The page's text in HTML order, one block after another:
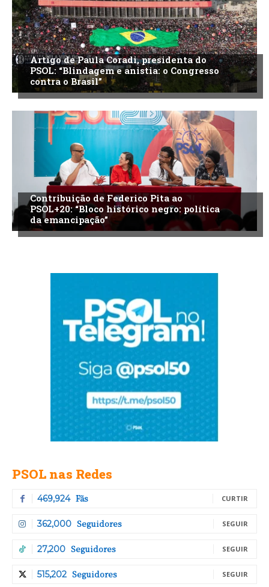
Artigo de Paula Coradi, presidenta do
PSOL: “Blindagem e anistia: o Congresso
contra o Brasil”
Contribuição de Federico Pita ao
PSOL+20: “Bloco histórico negro: política
da emancipação”
PSOL nas Redes
469,924 Fãs CURTIR
362,000 Seguidores SEGUIR
27,200 Seguidores SEGUIR
515,202 Seguidores SEGUIR